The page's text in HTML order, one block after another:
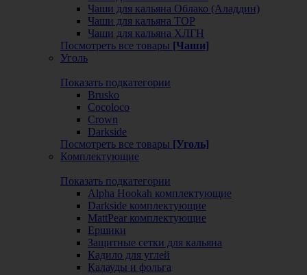
Чаши для кальяна Облако (Аладдин)
Чаши для кальяна ТОР
Чаши для кальяна ХЛГН
Посмотреть все товары [Чаши]
Уголь
Показать подкатегории
Brusko
Cocoloco
Crown
Darkside
Посмотреть все товары [Уголь]
Комплектующие
Показать подкатегории
Alpha Hookah комплектующие
Darkside комплектующие
MattPear комплектующие
Ершики
Защитные сетки для кальяна
Кадило для углей
Калауды и фольга